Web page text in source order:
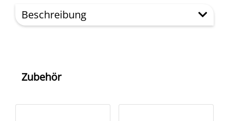
Beschreibung
Zubehör